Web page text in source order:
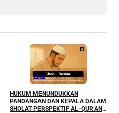
Fiqih
HUKUM MENUNDUKKAN
PANDANGAN DAN KEPALA DALAM
SHOLAT PERSPEKTIF AL-QUR’AN,